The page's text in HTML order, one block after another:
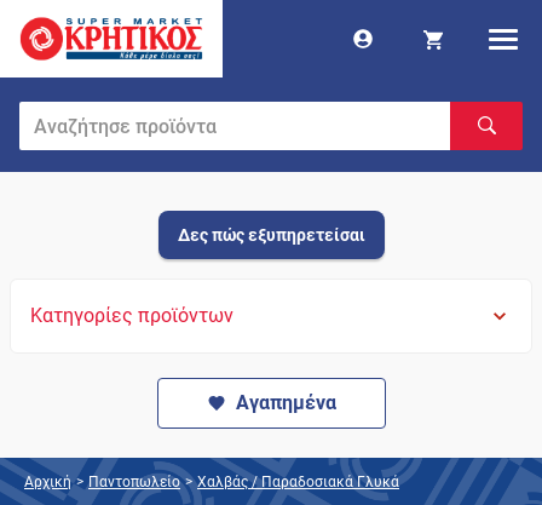
Δες πώς εξυπηρετείσαι
Κατηγορίες προϊόντων
Αγαπημένα
Αρχική > Παντοπωλείο > Χαλβάς / Παραδοσιακά Γλυκά